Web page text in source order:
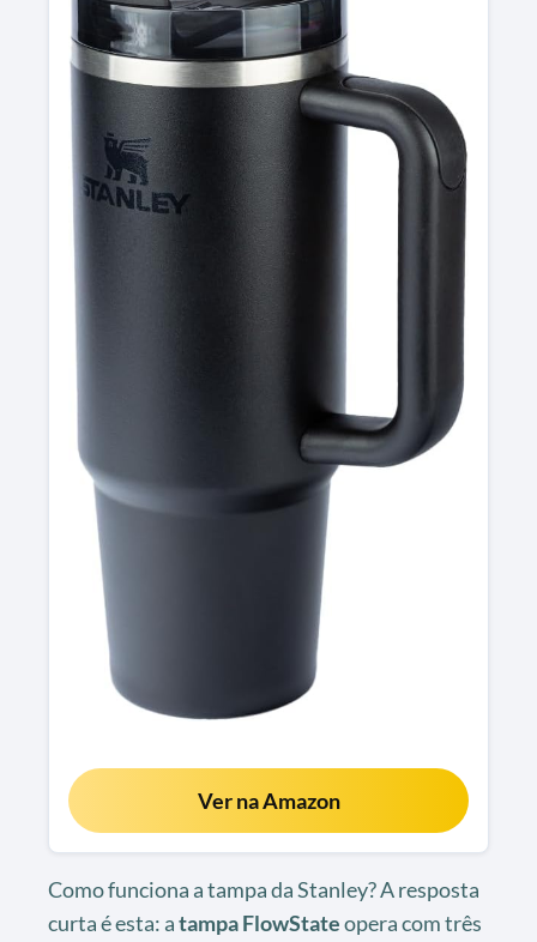
Ver na Amazon
Como funciona a tampa da Stanley? A resposta
curta é esta: atampa FlowStateopera com três